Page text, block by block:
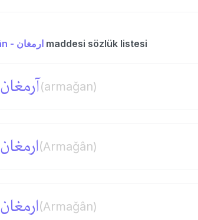
Armağân - ارمغان maddesi sözlük listesi
آرمغان(armağan)
ارمغان(Armağân)
ارمغان(Armağân)